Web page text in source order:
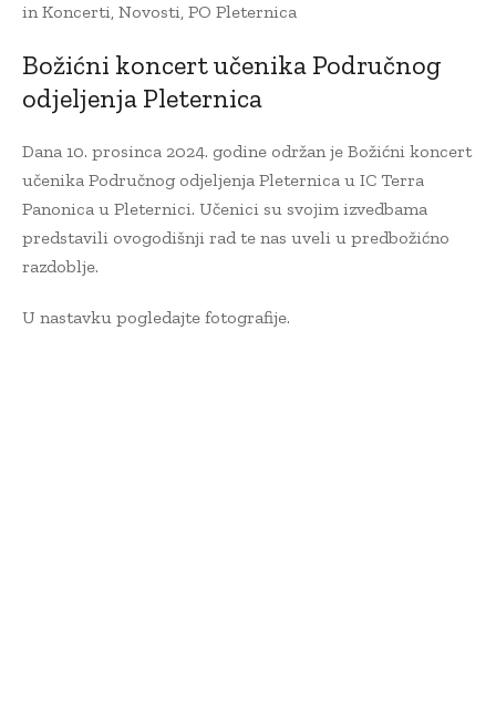
inKoncerti, Novosti, PO Pleternica
Božićni koncert učenika Područnog
odjeljenja Pleternica
Dana 10. prosinca 2024. godine održan je Božićni koncert
učenika Područnog odjeljenja Pleternica u IC Terra
Panonica u Pleternici. Učenici su svojim izvedbama
predstavili ovogodišnji rad te nas uveli u predbožićno
razdoblje.
U nastavku pogledajte fotografije.